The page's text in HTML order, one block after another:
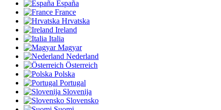
España
France
Hrvatska
Ireland
Italia
Magyar
Nederland
Österreich
Polska
Portugal
Slovenija
Slovensko